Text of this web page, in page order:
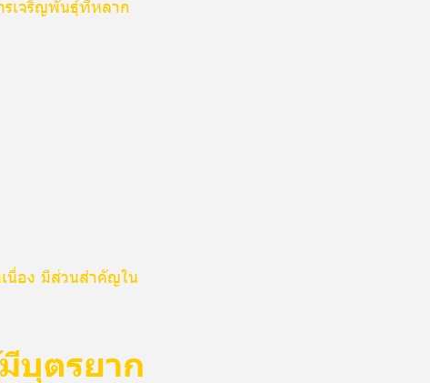
รเจริญพันธุ์ที่หลาก
นื่อง มีส่วนสำคัญใน
บุตรยาก